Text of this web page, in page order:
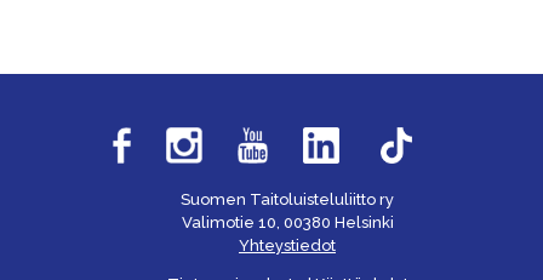
Suomen Taitoluisteluliitto ry
Valimotie 10, 00380 Helsinki
Yhteystiedot